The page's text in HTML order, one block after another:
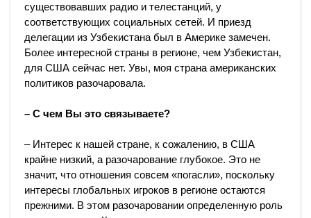
существовавших радио и телестанций, у
соответствующих социальных сетей. И приезд
делегации из Узбекистана был в Америке замечен.
Более интересной страны в регионе, чем Узбекистан,
для США сейчас нет. Увы, моя страна американских
политиков разочаровала.
– С чем Вы это связываете?
– Интерес к нашей стране, к сожалению, в США
крайне низкий, а разочарование глубокое. Это не
значит, что отношения совсем «погасли», поскольку
интересы глобальных игроков в регионе остаются
прежними. В этом разочаровании определенную роль